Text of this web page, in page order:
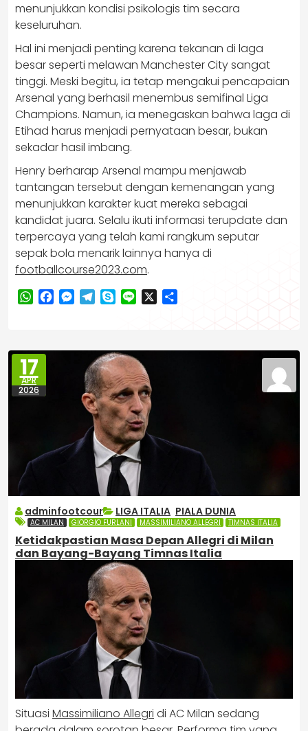
menunjukkan kondisi psikologis tim secara
keseluruhan.
Hal ini menjadi penting karena tekanan di laga
besar seperti melawan Manchester City sangat
tinggi. Meski begitu, ia tetap mengakui pencapaian
Arsenal yang berhasil menembus semifinal Liga
Champions. Namun, ia menegaskan bahwa laga di
Etihad harus menjadi pernyataan besar, bukan
sekadar hasil imbang.
Henry berharap Arsenal mampu menjawab
tantangan tersebut dengan kemenangan yang
menunjukkan karakter kuat mereka sebagai
kandidat juara. Selalu ikuti informasi terupdate dan
terpercaya yang telah kami rangkum seputar
sepak bola menarik lainnya hanya di
footballcourse2023.com.
WhatsApp
Facebook
Messenger
Telegram
SkypeLine
17
APR
2026
adminfootcour LIGA ITALIA PIALA DUNIA
AC MILAN GIORGIO FURLANI MASSIMILIANO ALLEGRI TIMNAS ITALIA
Ketidakpastian Masa Depan Allegri di Milan
dan Bayang-Bayang Timnas Italia
Situasi Massimiliano Allegri di AC Milan sedang